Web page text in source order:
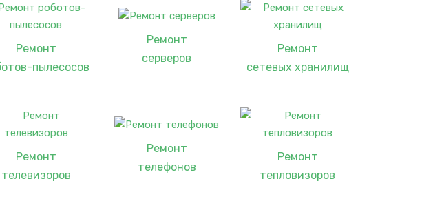
Ремонт
пылесосов
Ремонт
серверов
Ремонт
сетевых хранилищ
Ремонт
телевизоров
Ремонт
телефонов
Ремонт
тепловизоров